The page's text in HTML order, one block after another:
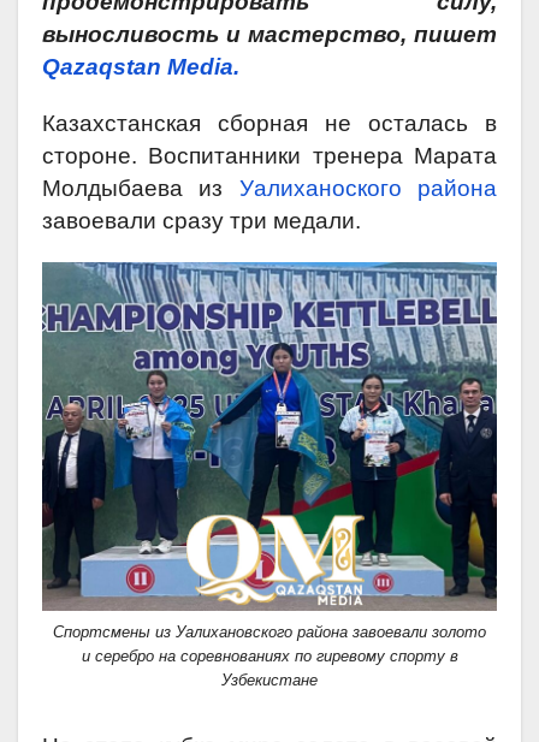
выносливость и мастерство, пишет
Qazaqstan Media.
Казахстанская сборная не осталась в
стороне. Воспитанники тренера Марата
Молдыбаева из Уалиханоского района
завоевали сразу три медали.
Спортсмены из Уалихановского района завоевали золото
и серебро на соревнованиях по гиревому спорту в
Узбекистане